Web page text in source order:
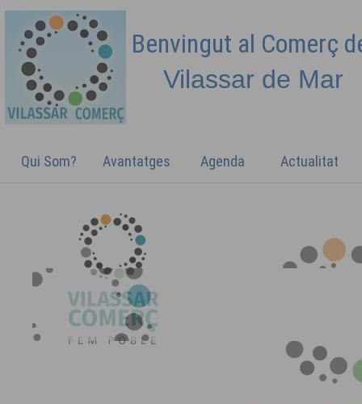
Benvingut al Comerç
Vilassar de Mar
Qui Som? Avantatges Agenda Actualitat